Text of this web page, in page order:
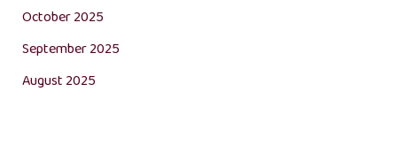
October 2025
September 2025
August 2025